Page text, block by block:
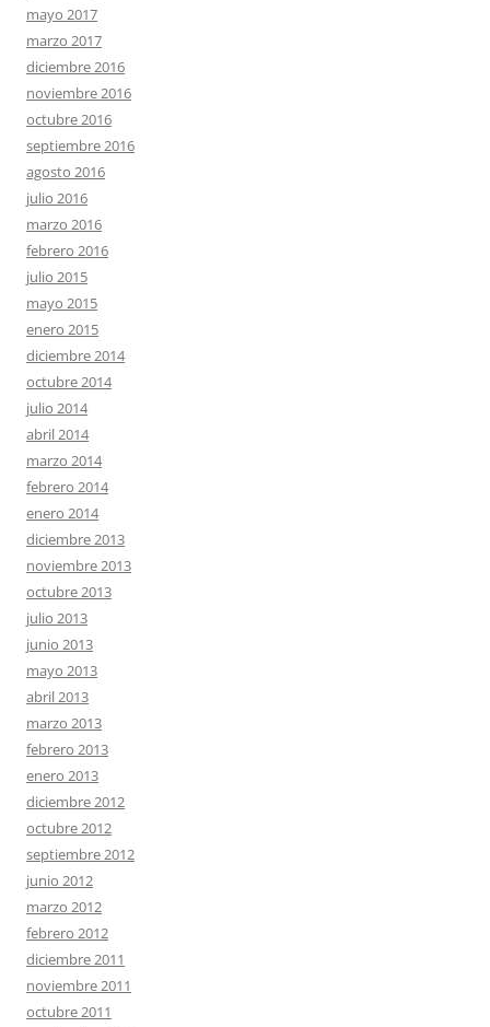
mayo 2017
marzo 2017
diciembre 2016
noviembre 2016
octubre 2016
septiembre 2016
agosto 2016
julio 2016
marzo 2016
febrero 2016
julio 2015
mayo 2015
enero 2015
diciembre 2014
octubre 2014
julio 2014
abril 2014
marzo 2014
febrero 2014
enero 2014
diciembre 2013
noviembre 2013
octubre 2013
julio 2013
junio 2013
mayo 2013
abril 2013
marzo 2013
febrero 2013
enero 2013
diciembre 2012
octubre 2012
septiembre 2012
junio 2012
marzo 2012
febrero 2012
diciembre 2011
noviembre 2011
octubre 2011